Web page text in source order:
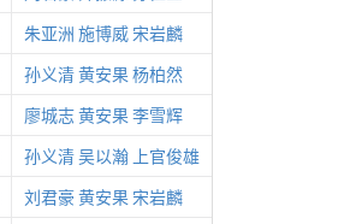
朱亚洲 施博威 宋岩麟
孙义清黄安果杨柏然
廖城志黄安果李雪辉
孙义清吴以瀚 上官俊雄
刘君豪黄安果 宋岩麟